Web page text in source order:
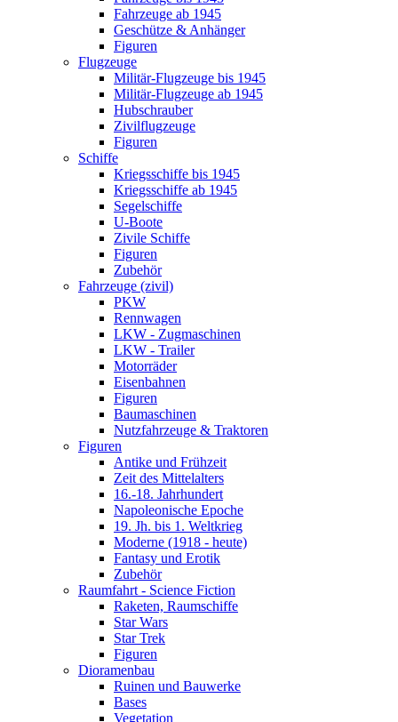
Fahrzeuge ab 1945
Geschütze & Anhänger
Figuren
Flugzeuge
Militär-Flugzeuge bis 1945
Militär-Flugzeuge ab 1945
Hubschrauber
Zivilflugzeuge
Figuren
Schiffe
Kriegsschiffe bis 1945
Kriegsschiffe ab 1945
Segelschiffe
U-Boote
Zivile Schiffe
Figuren
Zubehör
Fahrzeuge (zivil)
PKW
Rennwagen
LKW - Zugmaschinen
LKW - Trailer
Motorräder
Eisenbahnen
Figuren
Baumaschinen
Nutzfahrzeuge & Traktoren
Figuren
Antike und Frühzeit
Zeit des Mittelalters
16.-18. Jahrhundert
Napoleonische Epoche
19. Jh. bis 1. Weltkrieg
Moderne (1918 - heute)
Fantasy und Erotik
Zubehör
Raumfahrt - Science Fiction
Raketen, Raumschiffe
Star Wars
Star Trek
Figuren
Dioramenbau
Ruinen und Bauwerke
Bases
Vegetation